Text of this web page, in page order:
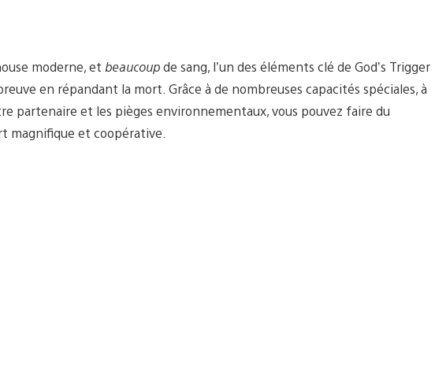
moderne, et beaucoupde sang, l’un des éléments clé de God’s Trigger
en répandant la mort. Grâce à de nombreuses capacités spéciales, à
partenaire et les pièges environnementaux, vous pouvez faire du
magnifique et coopérative.